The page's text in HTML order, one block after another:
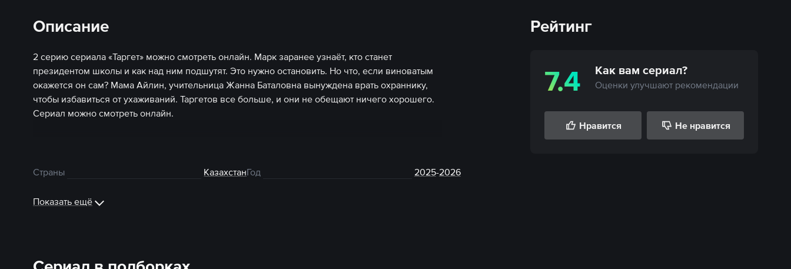
Описание
2 серию сериала «Таргет» можно смотреть онлайн. Марк заранее узнаёт, кто станет
президентом школы и как над ним подшутят. Это нужно остановить. Но что, если виноватым
окажется он сам? Мама Айлин, учительница Жанна Баталовна вынуждена врать охраннику,
чтобы избавиться от ухаживаний. Таргетов все больше, и они не обещают ничего хорошего.
Сериал можно смотреть онлайн.
Страны КазахстанГод 2025-2026
Показать ещё
Рейтинг
7.4 Как вам сериал?
Оценки улучшают рекомендации
Нравится Не нравится